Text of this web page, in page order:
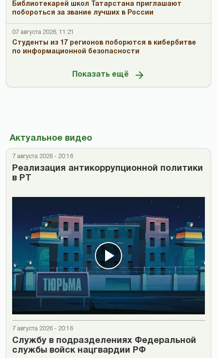
Библиотекарей школ Татарстана приглашают
побороться за звание лучших в России
07 августа 2026, 11:21
Студенты из 17 регионов поборются в кибербитве
по информационной безопасности
Показать ещё
Актуальное видео
7 августа 2026 - 20:16
Реализация антикоррупционной политики
в РТ
7 августа 2026 - 20:16
Cлужбу в подразделениях Федеральной
службы войск нацгвардии РФ